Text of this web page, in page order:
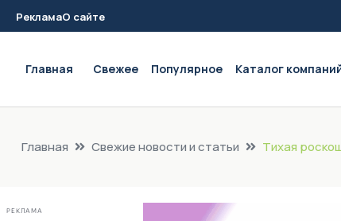
РекламаО сайте
Главная Свежее Популярное Каталог
Главная Свежие новости и статьи Тихая
РЕКЛАМА